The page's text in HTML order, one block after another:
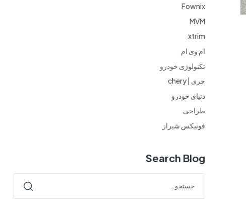
Fownix
MVM
xtrim
ام وی ام
تکنولوژی خودرو
چری | chery
دنیای خودرو
طراحی
فونیکس شیراز
Search Blog